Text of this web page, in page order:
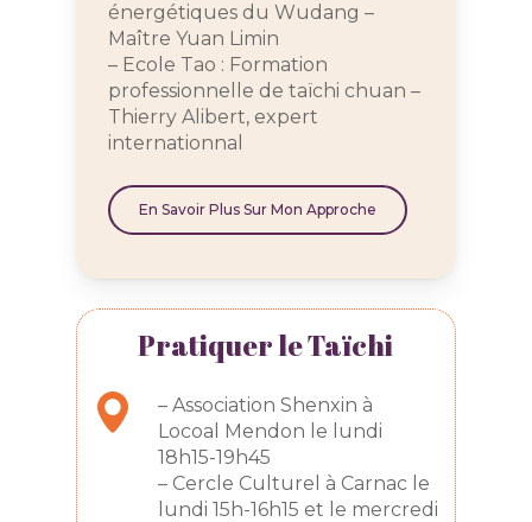
énergétiques du Wudang –
Maître Yuan Limin
– Ecole Tao : Formation
professionnelle de taïchi chuan –
Thierry Alibert, expert
internationnal
En Savoir Plus Sur Mon Approche
Pratiquer le Taïchi
– Association Shenxin à
Locoal Mendon le lundi
18h15-19h45
– Cercle Culturel à Carnac le
lundi 15h-16h15 et le mercredi